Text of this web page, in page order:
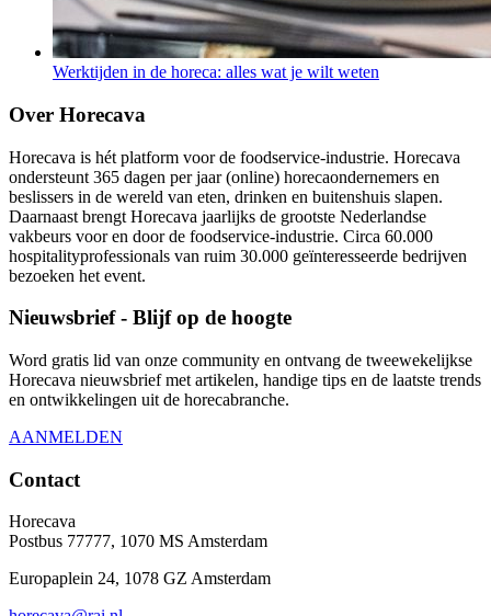
Werktijden in de horeca: alles wat je wilt weten
Over Horecava
Horecava is hét platform voor de foodservice-industrie. Horecava
ondersteunt 365 dagen per jaar (online) horecaondernemers en
beslissers in de wereld van eten, drinken en buitenshuis slapen.
Daarnaast brengt Horecava jaarlijks de grootste Nederlandse
vakbeurs voor en door de foodservice-industrie. Circa 60.000
hospitalityprofessionals van ruim 30.000 geïnteresseerde bedrijven
bezoeken het event.
Nieuwsbrief - Blijf op de hoogte
Word gratis lid van onze community en ontvang de tweewekelijkse
Horecava nieuwsbrief met artikelen, handige tips en de laatste trends
en ontwikkelingen uit de horecabranche.
AANMELDEN
Contact
Horecava
Postbus 77777, 1070 MS Amsterdam
Europaplein 24, 1078 GZ Amsterdam